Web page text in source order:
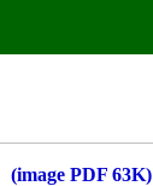
PDF 63K)